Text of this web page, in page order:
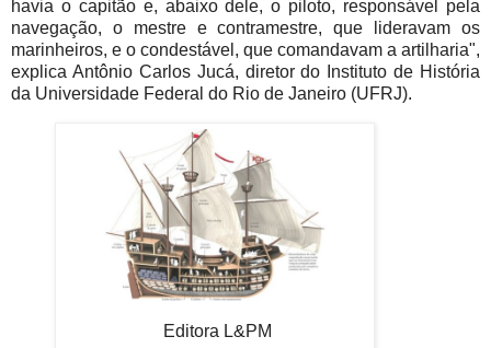
havia o capitão e, abaixo dele, o piloto, responsável pela
navegação, o mestre e contramestre, que lideravam os
marinheiros, e o condestável, que comandavam a artilharia",
explica Antônio Carlos Jucá, diretor do Instituto de História
da Universidade Federal do Rio de Janeiro (UFRJ).
Editora L&PM